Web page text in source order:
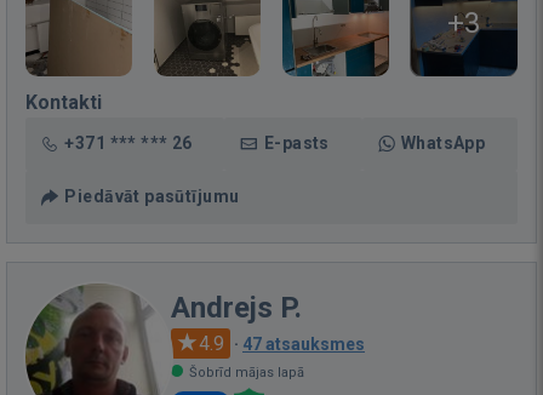
+3
Kontakti
+371 *** *** 26 E-pasts WhatsApp
Piedāvāt pasūtījumu
Andrejs P.
4.9 · 47 atsauksmes
Šobrīd mājas lapā